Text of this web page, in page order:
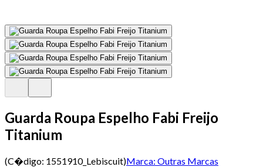
Guarda Roupa Espelho Fabi Freijo
Titanium
(C�digo: 1551910_Lebiscuit)Marca: Outras Marcas